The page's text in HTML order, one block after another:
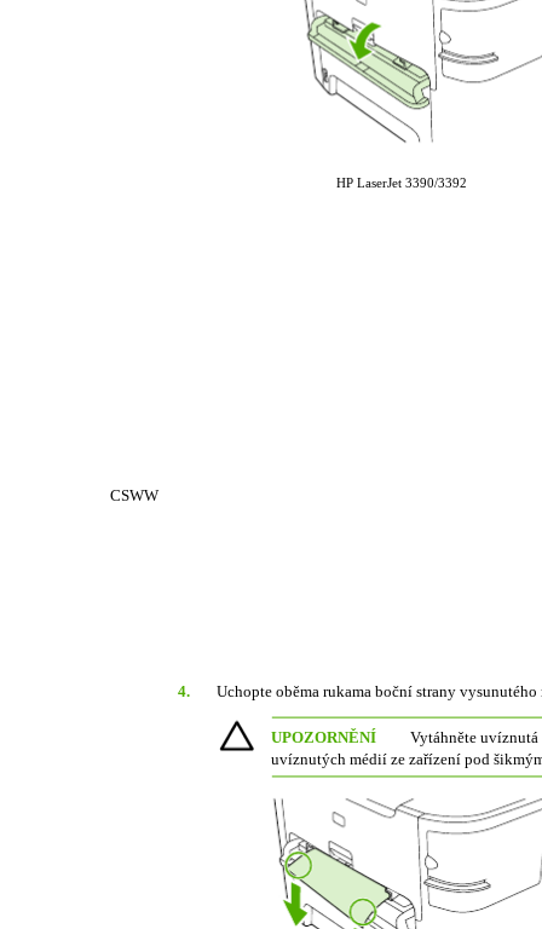
HP LaserJet 3390/3392
CSWW
4. Uchopte oběma rukama boční strany
UPOZORNĚNÍ
Vytáhněte
uvíznutých médií ze zařízení pod